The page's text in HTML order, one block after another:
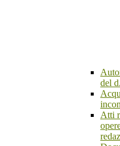
del
Atti